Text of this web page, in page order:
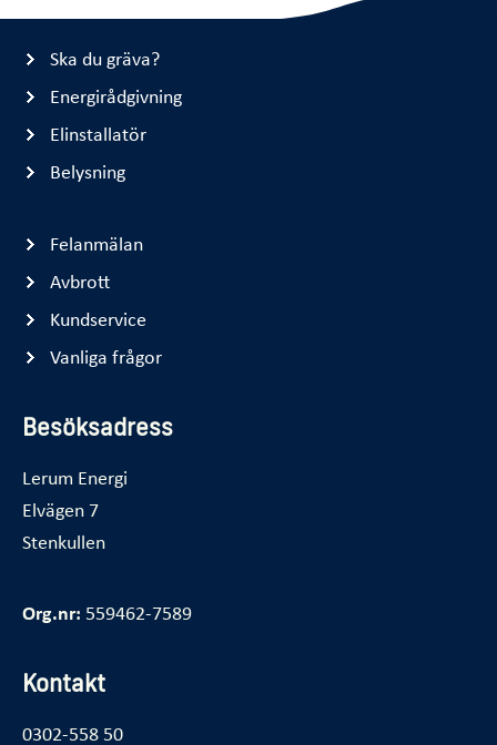
Ska du gräva?
Energirådgivning
Elinstallatör
Belysning
Felanmälan
Avbrott
Kundservice
Vanliga frågor
Besöksadress
Lerum Energi
Elvägen 7
Stenkullen
Org.nr: 559462-7589
Kontakt
0302-558 50